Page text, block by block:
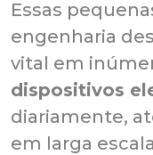
Essas
engenharia
vital em
dispositivos
diariamente,
em larga